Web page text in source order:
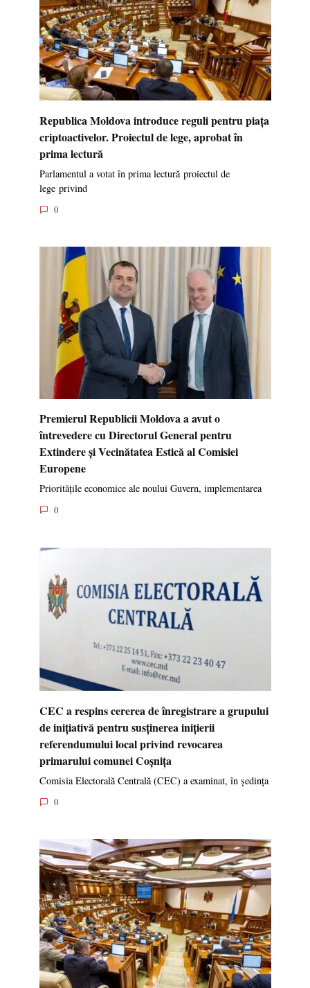
Republica Moldova introduce reguli pentru piața
criptoactivelor. Proiectul de lege, aprobat în
prima lectură
Parlamentul a votat în prima lectură proiectul de
lege privind
0
Premierul Republicii Moldova a avut o
întrevedere cu Directorul General pentru
Extindere și Vecinătatea Estică al Comisiei
Europene
Prioritățile economice ale noului Guvern, implementarea
0
CEC a respins cererea de înregistrare a grupului
de inițiativă pentru susținerea inițierii
referendumului local privind revocarea
primarului comunei Coșnița
Comisia Electorală Centrală (CEC) a examinat, în ședința
0